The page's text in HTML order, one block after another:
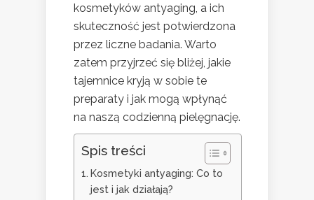
kosmetyków antyaging, a ich
skuteczność jest potwierdzona
przez liczne badania. Warto
zatem przyjrzeć się bliżej, jakie
tajemnice kryją w sobie te
preparaty i jak mogą wpłynąć
na naszą codzienną pielęgnację.
Spis treści
Kosmetyki antyaging: Co to
jest i jak działają?